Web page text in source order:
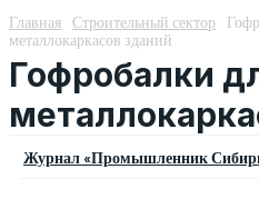
Главная Строительный сектор
металлокаркасов зданий
Гофробалки
Журнал «Промышленник